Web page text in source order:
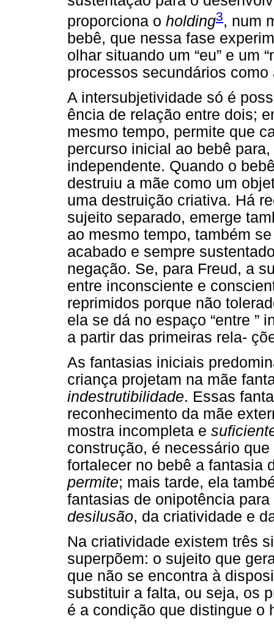
proporciona o holding3, num
bebê, que nessa fase
olhar situando um “eu” e um
processos secundários
A intersubjetividade só é
ência de relação entre dois;
mesmo tempo, permite que
percurso inicial ao bebê
independente. Quando o
destruiu a mãe como um
uma destruição criativa. Há
sujeito separado, emerge
ao mesmo tempo, também
acabado e sempre
negação. Se, para Freud, a
entre inconsciente e
reprimidos porque não
ela se dá no espaço “entre ”
a partir das primeiras rela-
As fantasias iniciais
criança projetam na mãe
indestrutibilidade. Essas
reconhecimento da mãe
mostra incompleta e
construção, é necessário
fortalecer no bebê a fantasia
permite; mais tarde, ela
fantasias de onipotência
desilusão, da criatividade e
Na criatividade existem três
superpõem: o sujeito que
que não se encontra à
substituir a falta, ou seja, os
é a condição que distingue o